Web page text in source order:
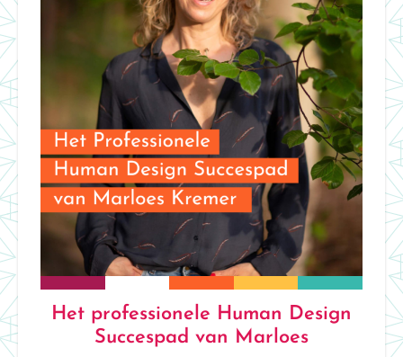
Het professionele Human Design
Succespad van Marloes